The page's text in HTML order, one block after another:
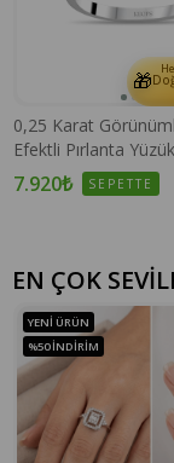
🎁
0,25 Karat
Efektli Pırlanta
7.920₺ SEPETTE
EN ÇOK
YENI ÜRÜN
%50 İNDIRIM